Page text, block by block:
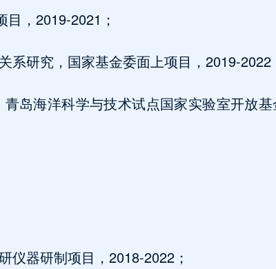
，2019-2021；
研究，国家基金委面上项目，2019-2022
岛海洋科学与技术试点国家实验室开放
仪器研制项目，2018-2022；